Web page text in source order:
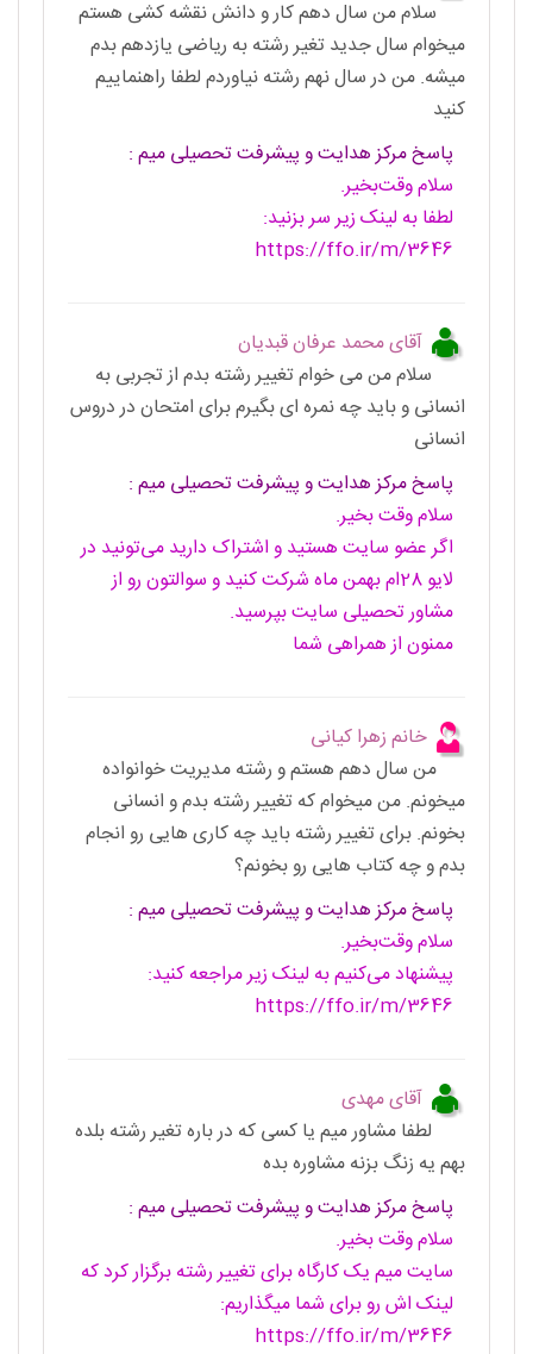
سلام من سال دهم کار و دانش نقشه کشی هستم
میخوام سال جدید تغیر رشته به ریاضی یازدهم بدم
میشه. من در سال نهم رشته نیاوردم لطفا راهنماییم
کنید
پاسخ مرکز هدایت و پیشرفت تحصیلی میم :
سلام وقت‌بخیر.
لطفا به لینک زیر سر بزنید:
https://ffo.ir/m/3646
آقای محمد عرفان قبدیان
سلام من می خوام تغییر رشته بدم از تجربی به
انسانی و باید چه نمره ای بگیرم برای امتحان در دروس
انسانی
پاسخ مرکز هدایت و پیشرفت تحصیلی میم :
سلام وقت بخیر.
اگر عضو سایت هستید و اشتراک دارید می‌تونید در
لایو 28ام بهمن ماه شرکت کنید و سوالتون رو از
مشاور تحصیلی سایت بپرسید.
ممنون از همراهی شما
خانم زهرا کیانی
من سال دهم هستم و رشته مدیریت خوانواده
میخونم. من میخوام که تغییر رشته بدم و انسانی
بخونم. برای تغییر رشته باید چه کاری هایی رو انجام
بدم و چه کتاب هایی رو بخونم؟
پاسخ مرکز هدایت و پیشرفت تحصیلی میم :
سلام وقت‌‎بخیر.
پیشنهاد می‌کنیم به لینک زیر مراجعه کنید:
https://ffo.ir/m/3646
آقای مهدی
لطفا مشاور میم یا کسی که در باره تغیر رشته بلده
بهم یه زنگ بزنه مشاوره بده
پاسخ مرکز هدایت و پیشرفت تحصیلی میم :
سلام وقت بخیر.
سایت میم یک کارگاه برای تغییر رشته برگزار کرد که
لینک اش رو برای شما میگذاریم:
https://ffo.ir/m/3646